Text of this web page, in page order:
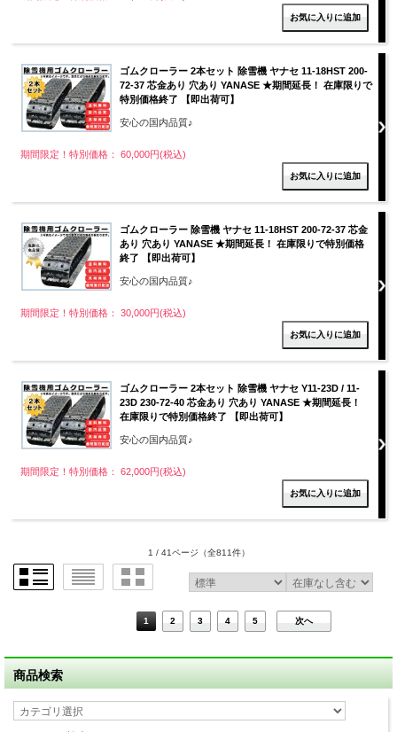
ゴムクローラー 2本セット 除雪機 ヤナセ 11-18HST 200-
72-37 芯金あり 穴あり YANASE ★期間延長！ 在庫限りで
特別価格終了 【即出荷可】
安心の国内品質♪
期間限定！特別価格： 60,000円(税込)
ゴムクローラー 除雪機 ヤナセ 11-18HST 200-72-37 芯金
あり 穴あり YANASE ★期間延長！ 在庫限りで特別価格
終了 【即出荷可】
安心の国内品質♪
期間限定！特別価格： 30,000円(税込)
ゴムクローラー 2本セット 除雪機 ヤナセ Y11-23D / 11-
23D 230-72-40 芯金あり 穴あり YANASE ★期間延長！
在庫限りで特別価格終了 【即出荷可】
安心の国内品質♪
期間限定！特別価格： 62,000円(税込)
1 / 41ページ （全811件）
1 2 3 4 5 次へ
商品検索